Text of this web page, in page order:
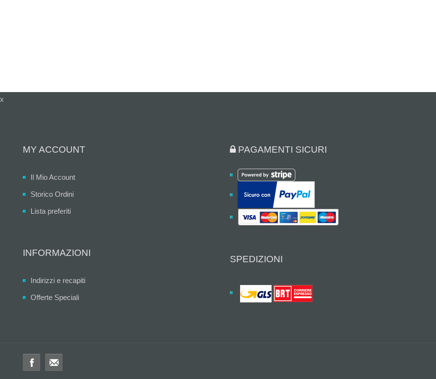
x
MY ACCOUNT
Il Mio Account
Storico Ordini
Lista preferiti
INFORMAZIONI
Indirizzi e recapiti
Offerte Speciali
PAGAMENTI SICURI
SPEDIZIONI